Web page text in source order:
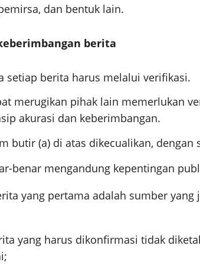
dan bentuk lain.
berita
setiap berita harus melalui verifikasi.
merugikan pihak lain memerlukan
akurasi dan keberimbangan.
butir (a) di atas dikecualikan, dengan
benar mengandung kepentingan
yang pertama adalah sumber
yang harus dikonfirmasi tidak